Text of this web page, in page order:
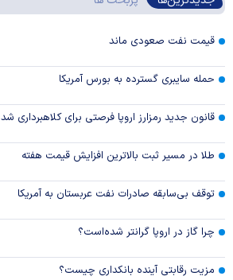
قیمت نفت صعودی ماند
حمله سایبری گسترده به بورس آمریکا
قانون جدید رمزارز اروپا فرصتی برای کلاهبرداری شد
طلا در مسیر ثبت بالاترین افزایش قیمت هفته
توقف بی‌سابقه صادرات نفت عربستان به آمریکا
چرا گاز در اروپا گرانتر شده‌است؟
مزیت رقابتی آینده بانکداری چیست؟